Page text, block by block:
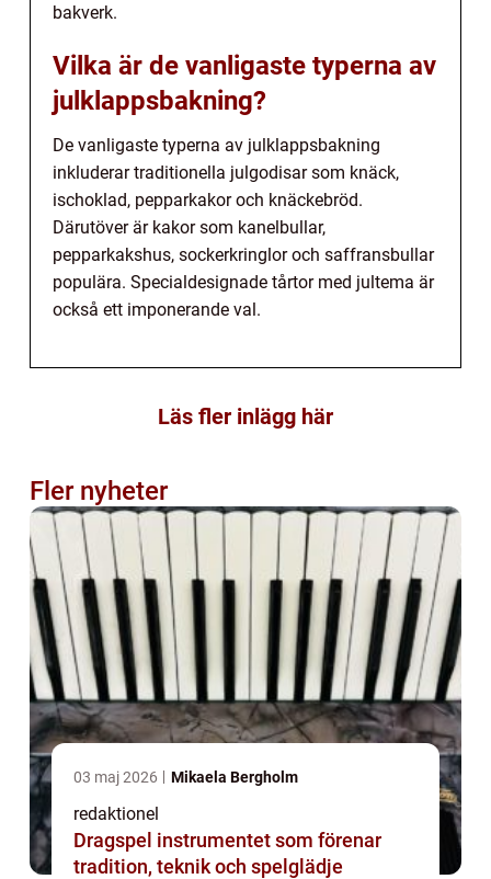
bakverk.
Vilka är de vanligaste typerna av
julklappsbakning?
De vanligaste typerna av julklappsbakning
inkluderar traditionella julgodisar som knäck,
ischoklad, pepparkakor och knäckebröd.
Därutöver är kakor som kanelbullar,
pepparkakshus, sockerkringlor och saffransbullar
populära. Specialdesignade tårtor med jultema är
också ett imponerande val.
Läs fler inlägg här
Fler nyheter
03 maj 2026 Mikaela Bergholm
redaktionel
Dragspel instrumentet som förenar
tradition, teknik och spelglädje